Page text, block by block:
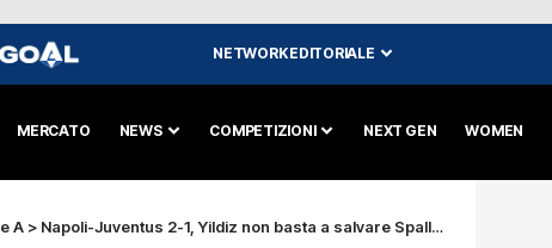
NETWORK EDITORIALE
MERCATO NEWS COMPETIZIONI NEXT GEN WOMEN
A > Napoli-Juventus 2-1, Yildiz non basta a salvare Spalletti: al Maradona decide la doppietta di Hojlund